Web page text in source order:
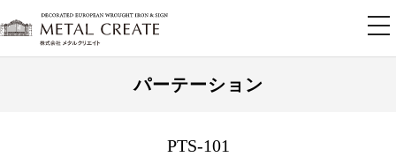
パーテーション
PTS-101